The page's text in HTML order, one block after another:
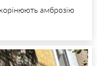
амброзію